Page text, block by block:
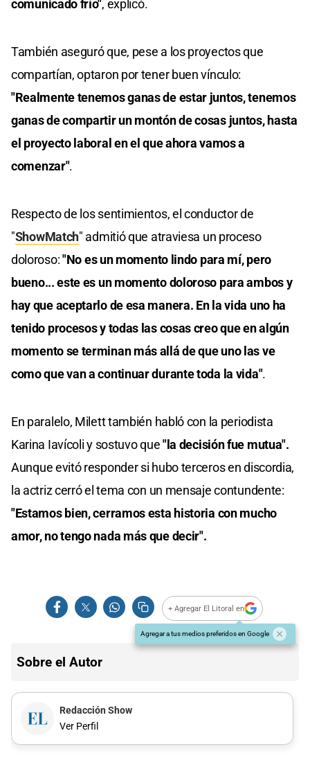
comunicado frío", explicó.
También aseguró que, pese a los proyectos que
compartían, optaron por tener buen vínculo:
"Realmente tenemos ganas de estar juntos, tenemos
ganas de compartir un montón de cosas juntos, hasta
el proyecto laboral en el que ahora vamos a
comenzar".
Respecto de los sentimientos, el conductor de
"ShowMatch" admitió que atraviesa un proceso
doloroso:"No es un momento lindo para mí, pero
bueno... este es un momento doloroso para ambos y
hay que aceptarlo de esa manera. En la vida uno ha
tenido procesos y todas las cosas creo que en algún
momento se terminan más allá de que uno las ve
como que van a continuar durante toda la vida".
En paralelo, Milett también habló con la periodista
Karina Iavícoli y sostuvo que"la decisión fue mutua".
Aunque evitó responder si hubo terceros en discordia,
la actriz cerró el tema con un mensaje contundente:
"Estamos bien, cerramos esta historia con mucho
amor, no tengo nada más que decir".
+ Agregar El Litoral en
Agregar a tus medios preferidos en Google
Sobre el Autor
Redacción Show
Ver Perfil